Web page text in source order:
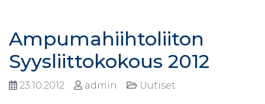
Ampumahiihtoliiton
Syysliittokokous 2012
23.10.2012 admin Uutiset